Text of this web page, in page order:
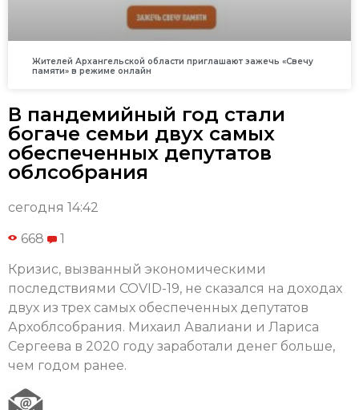
Жителей Архангельской области приглашают зажечь «Свечу
памяти» в режиме онлайн
В пандемийный год стали
богаче семьи двух самых
обеспеченных депутатов
облсобрания
сегодня 14:42
668 1
Кризис, вызванный экономическими
последствиями COVID-19, не сказался на доходах
двух из трех самых обеспеченных депутатов
Архоблсобрания. Михаил Авалиани и Лариса
Сергеева в 2020 году заработали денег больше,
чем годом ранее.